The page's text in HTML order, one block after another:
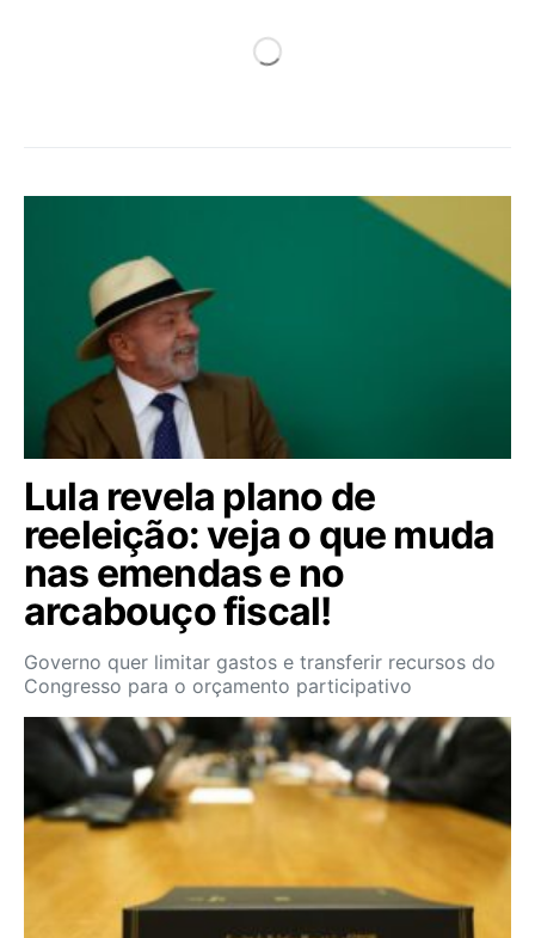
Lula revela plano de
reeleição: veja o que muda
nas emendas e no
arcabouço fiscal!
Governo quer limitar gastos e transferir recursos do
Congresso para o orçamento participativo